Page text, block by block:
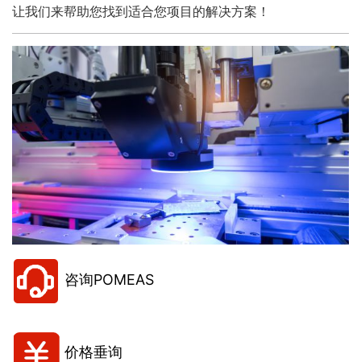
让我们来帮助您找到适合您项目的解决方案！
咨询POMEAS
价格垂询